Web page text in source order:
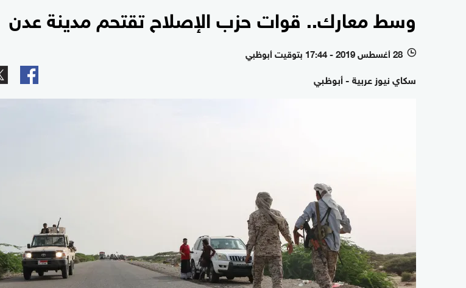
وسط معارك.. قوات حزب الإصلاح تقتحم مدينة عدن
l 28 أغسطس 2019 - 17:44 بتوقيت أبوظبي
سكاي نيوز عربية - أبوظبي